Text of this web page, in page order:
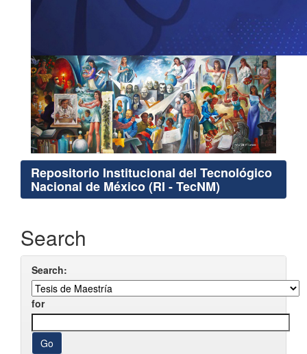
Repositorio Institucional del Tecnológico
Nacional de México (RI - TecNM)
Search
Search:
for